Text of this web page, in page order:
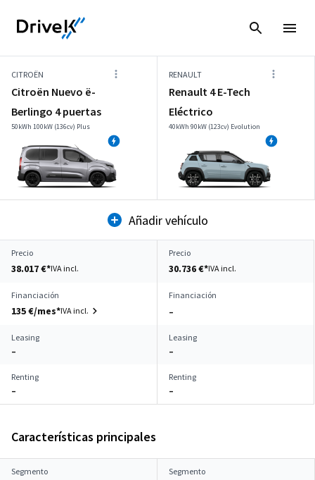
CITROËN
Citroën Nuevo ë-
Berlingo 4 puertas
50kWh 100kW (136cv) Plus
RENAULT
Renault 4 E-Tech
Eléctrico
40kWh 90kW (123cv) Evolution
Añadir vehículo
Precio
38.017 €*IVA incl.
Precio
30.736 €*IVA incl.
Financiación
135 €/mes*IVA incl.
Financiación
–
Leasing
–
Leasing
–
Renting
–
Renting
–
Características principales
Segmento Segmento